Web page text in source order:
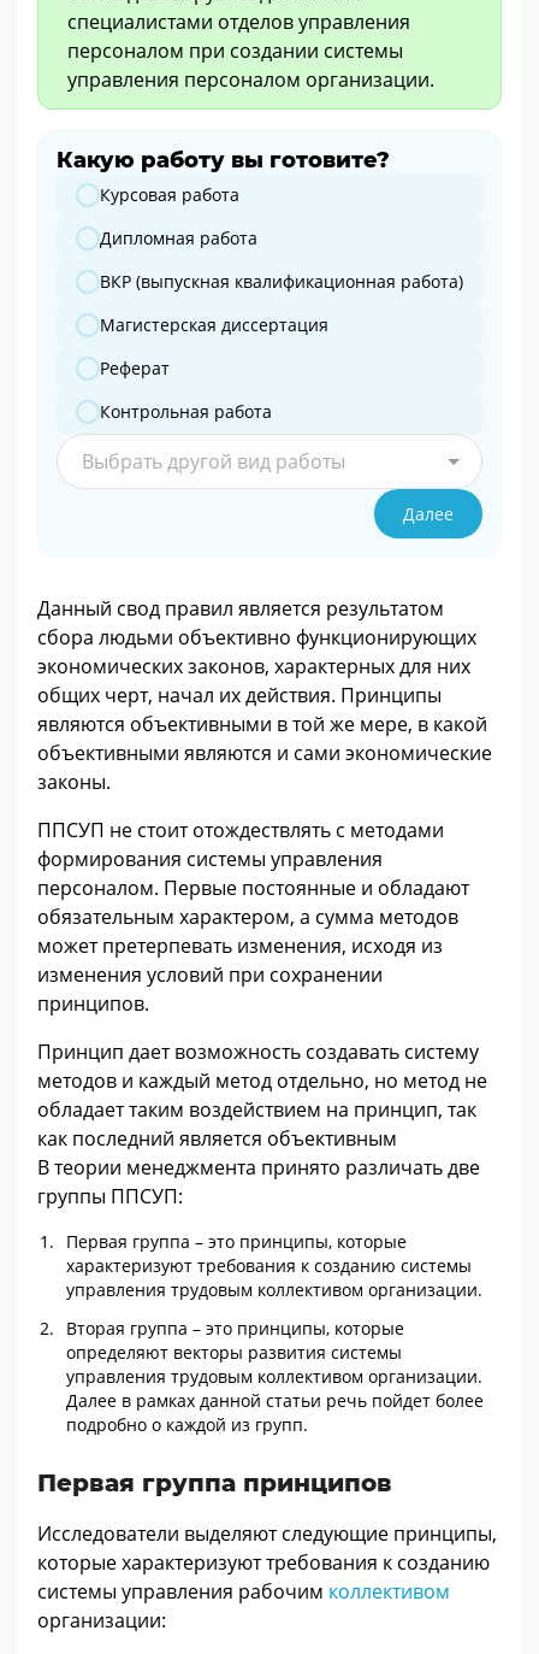
специалистами отделов управления
персоналом при создании системы
управления персоналом организации.
Какую работу вы готовите?
Какую работу вы готовите?
Курсовая работа
Дипломная работа
ВКР (выпускная квалификационная работа)
Магистерская диссертация
Реферат
Контрольная работа
Выбрать другой вид работы
Далее
Данный свод правил является результатом
сбора людьми объективно функционирующих
экономических законов, характерных для них
общих черт, начал их действия. Принципы
являются объективными в той же мере, в какой
объективными являются и сами экономические
законы.
ППСУП не стоит отождествлять с методами
формирования системы управления
персоналом. Первые постоянные и обладают
обязательным характером, а сумма методов
может претерпевать изменения, исходя из
изменения условий при сохранении
принципов.
Принцип дает возможность создавать систему
методов и каждый метод отдельно, но метод не
обладает таким воздействием на принцип, так
как последний является объективным
В теории менеджмента принято различать две
группы ППСУП:
Первая группа – это принципы, которые
характеризуют требования к созданию системы
управления трудовым коллективом организации.
Вторая группа – это принципы, которые
определяют векторы развития системы
управления трудовым коллективом организации.
Далее в рамках данной статьи речь пойдет более
подробно о каждой из групп.
Первая группа принципов
Исследователи выделяют следующие принципы,
которые характеризуют требования к созданию
системы управления рабочим коллективом
организации: